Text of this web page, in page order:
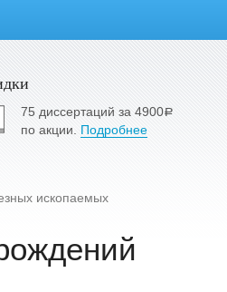
75 диссертаций за 4900a
по акции. Подробнее
ископаемых